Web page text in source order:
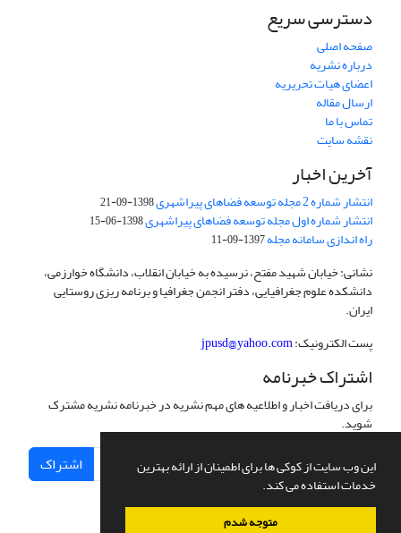
این وب سایت از کوکی ها برای اطمینان از ارائه بهترین
خدمات استفاده می کند.
متوجه شدم
دسترسی سریع
صفحه اصلی
درباره نشریه
اعضای هیات تحریریه
ارسال مقاله
تماس با ما
نقشه سایت
آخرین اخبار
انتشار شماره 2 مجله توسعه فضاهای پیراشهری 1398-09-21
انتشار شماره اول مجله توسعه فضاهای پیراشهری1398-06-15
راه اندازی سامانه مجله1397-09-11
نشانی: خیابان شهید مفتح، نرسیده به خیابان انقلاب، دانشگاه خوارزمی،
دانشکده علوم جغرافیایی، دفتر انجمن جغرافیا و برنامه ریزی روستایی
ایران.
پست الکترونیک:jpusd@yahoo.com
اشتراک خبرنامه
برای دریافت اخبار و اطلاعیه های مهم نشریه در خبرنامه نشریه مشترک
شوید.
اشتراک